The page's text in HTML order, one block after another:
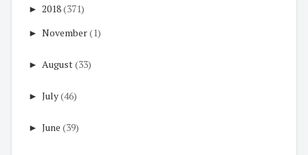
► 2018(371)
► November(1)
► August(33)
► July(46)
► June (39)